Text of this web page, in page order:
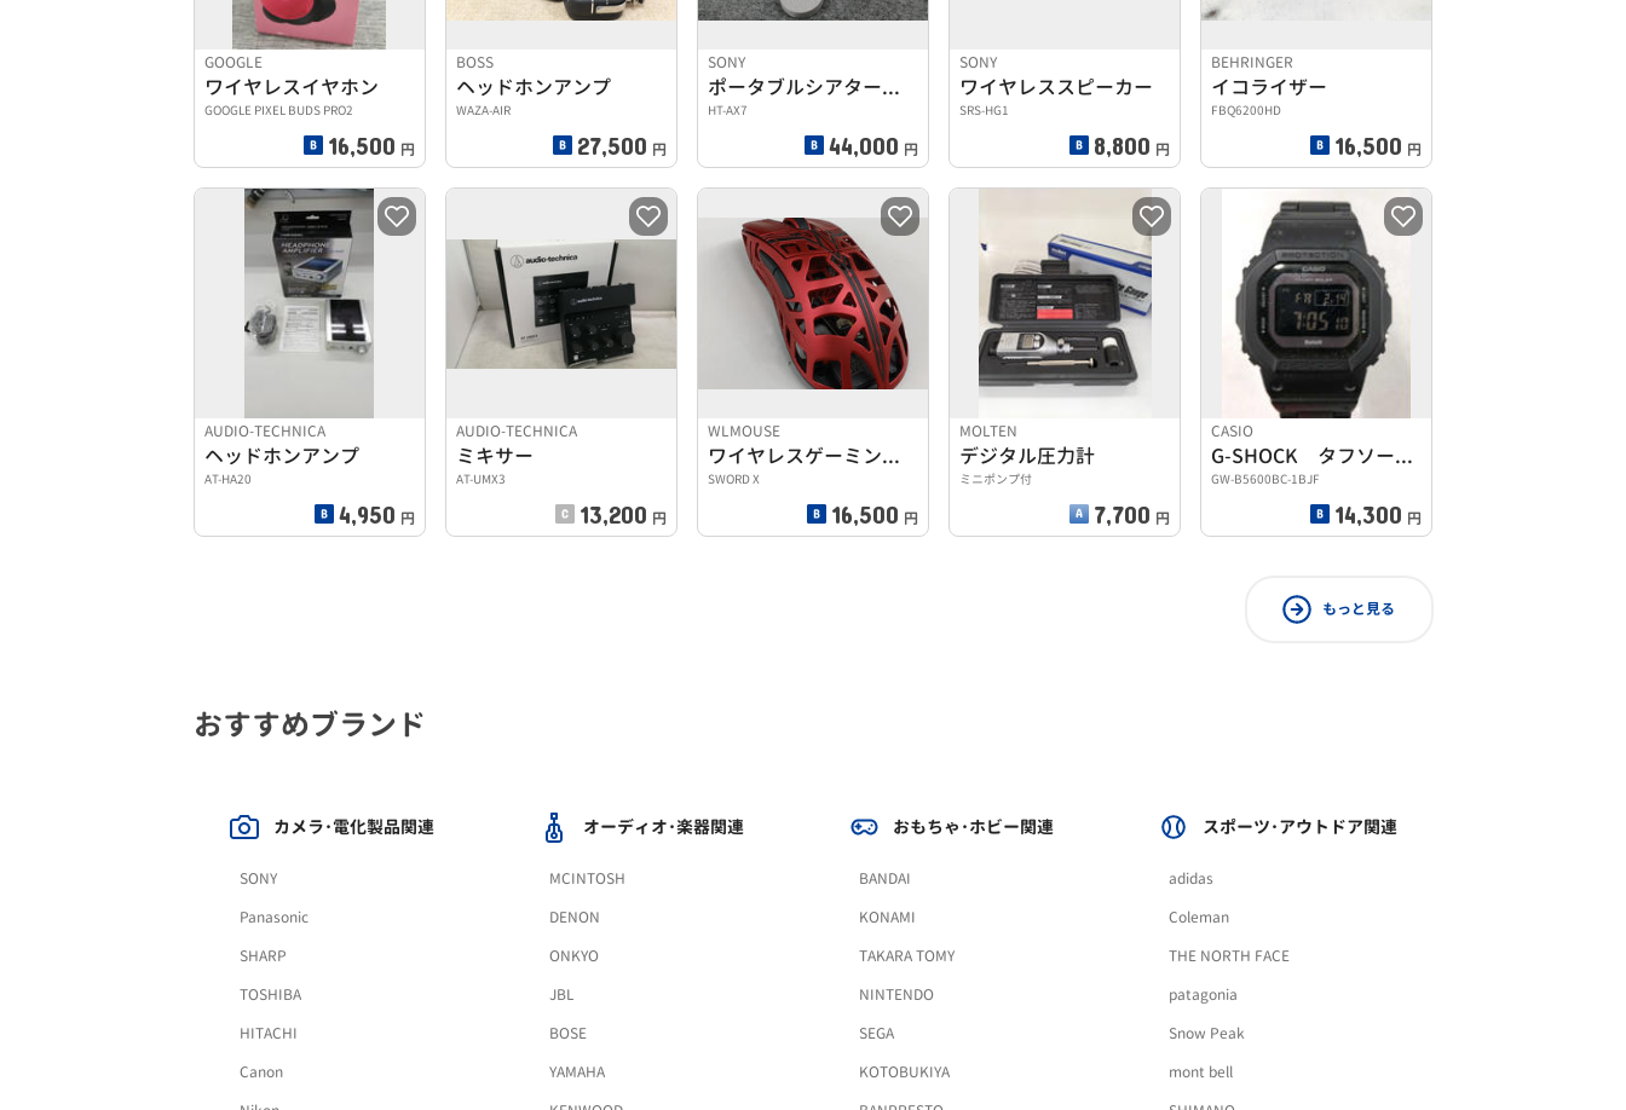
GOOGLE
ワイヤレスイヤホン
GOOGLE PIXEL BUDS PRO2
16,500 円
BOSS
ヘッドホンアンプ
WAZA-AIR
27,500 円
SONY
ポータブルシアターシステム
HT-AX7
44,000 円
SONY
ワイヤレススピーカー
SRS-HG1
8,800 円
BEHRINGER
イコライザー
FBQ6200HD
16,500 円
AUDIO-TECHNICA
ヘッドホンアンプ
AT-HA20
4,950 円
AUDIO-TECHNICA
ミキサー
AT-UMX3
13,200 円
WLMOUSE
ワイヤレスゲーミングマウス
SWORD X
16,500 円
MOLTEN
デジタル圧力計
ミニポンプ付
7,700 円
CASIO
G-SHOCK タフソーラー腕時計
GW-B5600BC-1BJF
14,300 円
もっと見る
おすすめブランド
カメラ･電化製品関連
SONY
Panasonic
SHARP
TOSHIBA
HITACHI
Canon
オーディオ･楽器関連
MCINTOSH
DENON
ONKYO
JBL
BOSE
YAMAHA
おもちゃ･ホビー関連
BANDAI
KONAMI
TAKARA TOMY
NINTENDO
SEGA
KOTOBUKIYA
スポーツ･アウトドア関連
adidas
Coleman
THE NORTH FACE
patagonia
Snow Peak
mont bell